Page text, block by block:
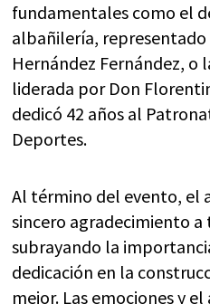
fundamentales como el
albañilería,
Hernández Fernández, o
liderada por Don
dedicó 42 años al
Deportes.
Al término del evento, el
sincero agradecimiento
subrayando la
dedicación en la
mejor. Las emociones y